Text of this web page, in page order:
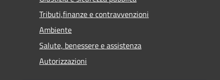
Tributi,finanze e contravvenzioni
Ambiente
Salute, benessere e assistenza
Autorizzazioni